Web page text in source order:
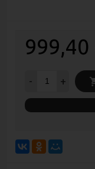
999,40
- +